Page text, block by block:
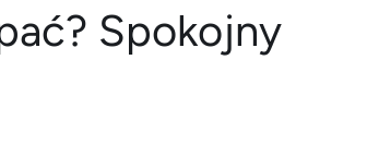
Spokojny